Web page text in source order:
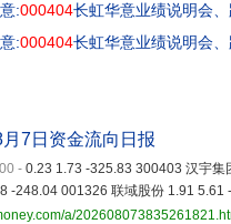
:000404长虹华意业绩说明会
:000404长虹华意业绩说明会
7日资金流向日报
- 0.23 1.73 -325.83 300403 汉宇
-248.04 001326 联域股份 1.91
a/